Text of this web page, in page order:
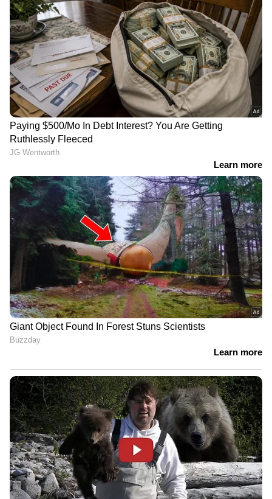
Related Articles
നാല് മണിക്കൂറിനുള്ളിൽ ചാർജ്ജാകും!
സൂപ്പർഫാസ്റ്റ് ചാർജിംഗ് ഉള്ള അഞ്ച് മികച്ച
ഇലക്ട്രിക് കാറുകൾ
യമഹ XSR 155; ഇതാ നിങ്ങൾ
അറിഞ്ഞിരിക്കേണ്ട അഞ്ച് കാര്യങ്ങൾ
ഇന്ത്യൻ വിപണിയിൽ ഏറ്റവും കൂടുതൽ
വിറ്റഴിക്കപ്പെടുന്ന ഇലക്ട്രിക് സ്‍കൂട്ടറുകളിൽ
ഒന്നാണ് ബജാജ് ചേതക്. അടുത്തിടെ, ഇ-
സ്‍കൂട്ടറിന്റെ പുതിയ പതിപ്പ് ആദ്യമായി
പരീക്ഷണം നടത്തുന്നത് കണ്ടെത്തി. ചേതക്
ഇവിയുടെ അടുത്ത തലമുറ മോഡലിനെക്കുറിച്ച്
സൂചന നൽകി. മാറ്റങ്ങളെക്കുറിച്ച്
പറയുമ്പോൾ, സ്പൈ ഷോട്ടുകൾ പുതിയ